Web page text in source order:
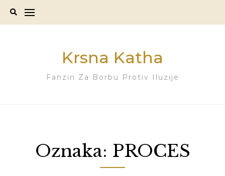
Krsna Katha
Fanzin Za Borbu Protiv Iluzije
Oznaka: PROCES